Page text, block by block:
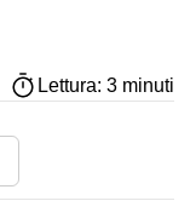
Lettura: 3 minuti